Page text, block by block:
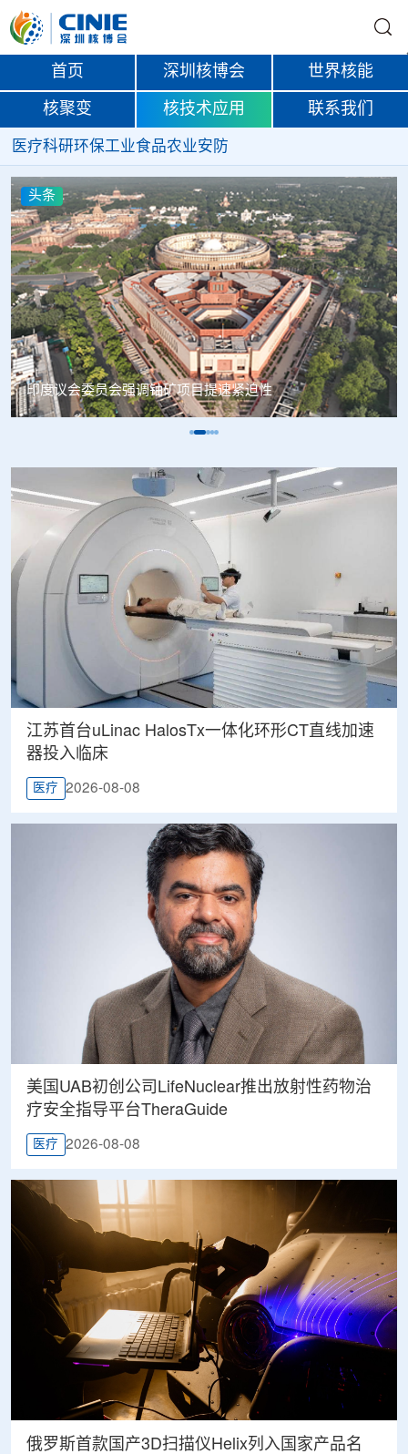
首页 深圳核博会 世界核能
核聚变 核技术应用 联系我们
医疗科研环保工业食品农业安防
头条
中核辐智正式设立 中国同辐持股90%打通核医疗全产业链
江苏首台uLinac HalosTx一体化环形CT直线加速
器投入临床
医疗 2026-08-08
美国UAB初创公司LifeNuclear推出放射性药物治
疗安全指导平台TheraGuide
医疗 2026-08-08
俄罗斯首款国产3D扫描仪Helix列入国家产品名